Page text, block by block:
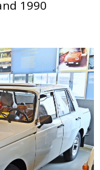
1990